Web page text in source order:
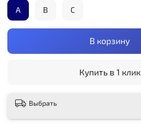
В корзину
Купить в 1 клик
А B C
Выбрать